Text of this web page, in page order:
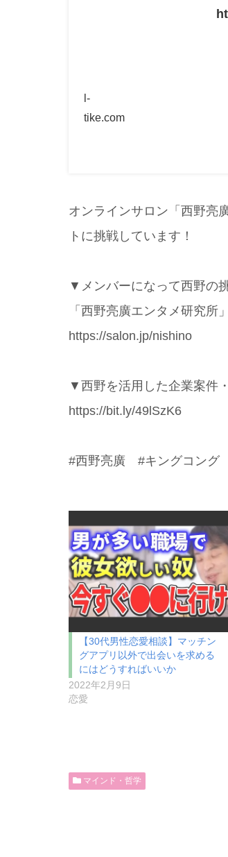
l-
tike.com
オンラインサロン「西野亮
トに挑戦しています！
▼メンバーになって西野の
「西野亮廣エンタメ研究所」
https://salon.jp/nishino
▼西野を活用した企業案件
https://bit.ly/49lSzK6
#西野亮廣 #キングコン
【30代男性恋愛相談】マッチン
グアプリ以外で出会いを求める
にはどうすればいいか
2022年2月9日
恋愛
マインド・哲学